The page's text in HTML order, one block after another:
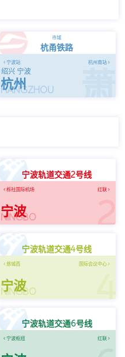
萧
市域
杭甬铁路
杭州南站
宁波站
绍兴 宁波
HANGZHOU
杭州
2
宁波轨道交通2号线
红联
栎社国际机场
NINGBO
宁波
4
宁波轨道交通4号线
国际会议中心
慈城西
NINGBO
宁波
宁波轨道交通6号线
红联
宁波枢纽